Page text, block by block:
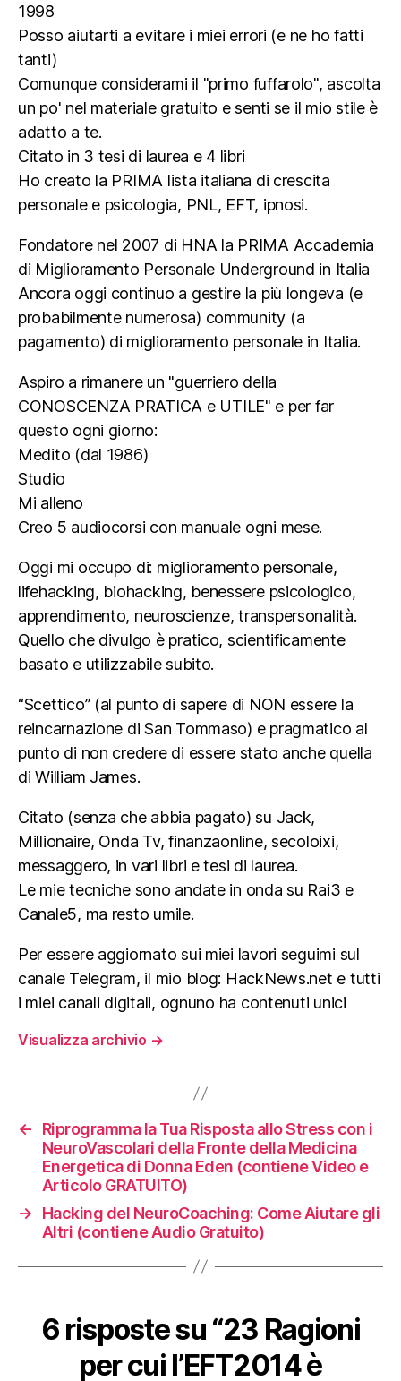
1998
Posso aiutarti a evitare i miei errori (e ne ho fatti
tanti)
Comunque considerami il "primo fuffarolo", ascolta
un po' nel materiale gratuito e senti se il mio stile è
adatto a te.
Citato in 3 tesi di laurea e 4 libri
Ho creato la PRIMA lista italiana di crescita
personale e psicologia, PNL, EFT, ipnosi.
Fondatore nel 2007 di HNA la PRIMA Accademia
di Miglioramento Personale Underground in Italia
Ancora oggi continuo a gestire la più longeva (e
probabilmente numerosa) community (a
pagamento) di miglioramento personale in Italia.
Aspiro a rimanere un "guerriero della
CONOSCENZA PRATICA e UTILE" e per far
questo ogni giorno:
Medito (dal 1986)
Studio
Mi alleno
Creo 5 audiocorsi con manuale ogni mese.
Oggi mi occupo di: miglioramento personale,
lifehacking, biohacking, benessere psicologico,
apprendimento, neuroscienze, transpersonalità.
Quello che divulgo è pratico, scientificamente
basato e utilizzabile subito.
“Scettico” (al punto di sapere di NON essere la
reincarnazione di San Tommaso) e pragmatico al
punto di non credere di essere stato anche quella
di William James.
Citato (senza che abbia pagato) su Jack,
Millionaire, Onda Tv, finanzaonline, secoloixi,
messaggero, in vari libri e tesi di laurea.
Le mie tecniche sono andate in onda su Rai3 e
Canale5, ma resto umile.
Per essere aggiornato sui miei lavori seguimi sul
canale Telegram, il mio blog: HackNews.net e tutti
i miei canali digitali, ognuno ha contenuti unici
Visualizza archivio →
←
Riprogramma la Tua Risposta allo Stress con i
NeuroVascolari della Fronte della Medicina
Energetica di Donna Eden (contiene Video e
Articolo GRATUITO)
→
Hacking del NeuroCoaching: Come Aiutare gli
Altri (contiene Audio Gratuito)
6 risposte su “23 Ragioni
per cui l’EFT2014 è